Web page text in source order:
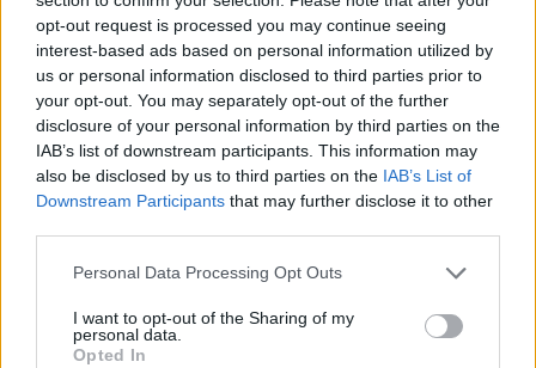
opt-out request is processed you may continue seeing
interest-based ads based on personal information utilized by
us or personal information disclosed to third parties prior to
your opt-out. You may separately opt-out of the further
disclosure of your personal information by third parties on the
IAB’s list of downstream participants. This information may
also be disclosed by us to third parties on the IAB’s List of
Downstream Participants that may further disclose it to other
Please note that this website/app uses one or more Google
not limited to your visit or usage behaviour. You may click to
grant or deny consent to Google and its third-party tags to
Personal Data Processing Opt Outs
I want to opt-out of the Sharing of my
personal data.
Opted In
az utolsó hajrenek már inkább filozofikusak,
a halállal is foglalkozó versek. A legtöbb
hajren viszont ízig-vérig a szerelemről szól, a
férfi-nő kapcsolatot taglalja ezer oldalról -
tette hozzá Szil-Vay Ingrid. Nahapet Kucsak a
13-14. században élt örmény költő volt, az
első misztikus trubadúrok egyike.
Karakonisban született, egész életét a Van-tó
környékén élte le. Életéről az unokája által
készített íráson kívül nem maradt fenn más
forrás. E szerint Kucsak az örmény nép